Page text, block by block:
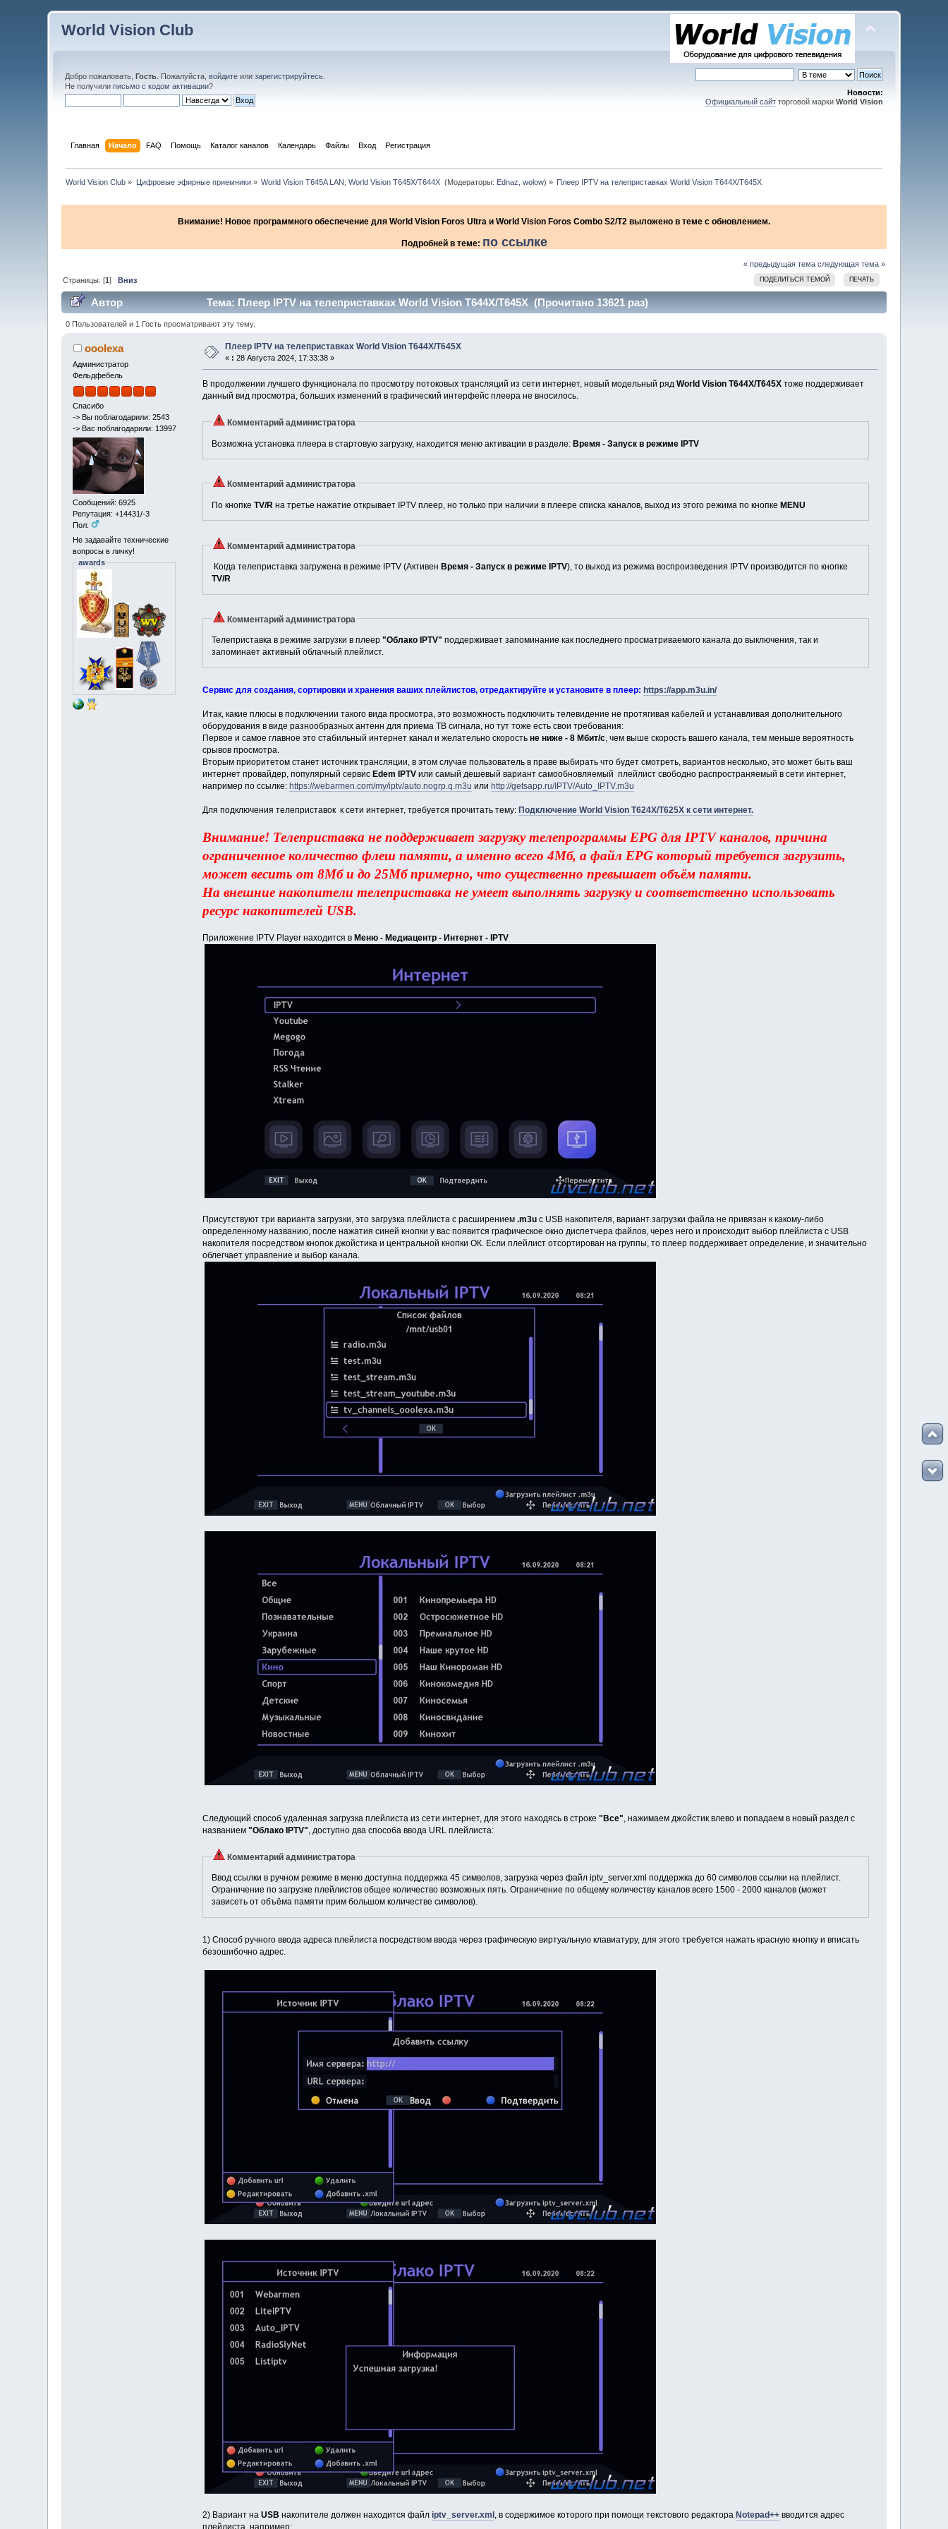
World Vision Club
Добро пожаловать,Гость . Пожалуйста,войдите илизарегистрируйтесь
Не получилиписьмо с кодом активации?
Новости:
Официальный сайтторговой марки World Vision
Главная Начало FAQ Помощь Каталог каналов Календарь Файлы Вход Регистрация
World Vision Club » Цифровые эфирные приемники» World Vision T645A LAN, World Vision T645X/T644X (Модераторы: Ednaz ,wolow) » Плеер IPTV на телеприставках World Vision T644X/T645X
Внимание! Новое программного обеспечение для World Vision Foros Ultra и World Vision Foros Combo S2/T2 выложено в теме с обновлением.
Подробней в теме: по ссылке
« предыдущая тема следующая тема »
ПОДЕЛИТЬСЯ ТЕМОЙ ПЕЧАТЬ
Страницы: [1]Вниз
Автор Тема: Плеер IPTV на телеприставках World Vision T644X/T645X (Прочитано 13621 раз)
0 Пользователей и 1 Гость просматривают эту тему.
ooolexa
Администратор
Фельдфебель
Спасибо
-> Вы поблагодарили: 2543
-> Вас поблагодарили: 13997
Сообщений: 6925
Репутация: +14431/-3
Пол:
Не задавайте технические
вопросы в личку!
awards
Плеер IPTV на телеприставках World Vision T644X/T645X
« : 28 Августа 2024, 17:33:38 »
В продолжении лучшего функционала по просмотру потоковых трансляций из сети интернет, новый модельный ряд World Vision T644X/T645Xтоже поддерживает
данный вид просмотра, больших изменений в графический интерфейс плеера не вносилось.
Комментарий администратора
Возможна установка плеера в стартовую загрузку, находится меню активации в разделе:Время - Запуск в режиме IPTV
Комментарий администратора
По кнопкеTV/R на третье нажатие открывает IPTV плеер, но только при наличии в плеере списка каналов, выход из этого режима по кнопкеMENU
Комментарий администратора
Когда телеприставка загружена в режиме IPTV (Активен Время - Запуск в режиме IPTV), то выход из режима воспроизведения IPTV производится по кнопке
TV/R
Комментарий администратора
Телеприставка в режиме загрузки в плеер"Облако IPTV" поддерживает запоминание как последнего просматриваемого канала до выключения, так и
запоминает активный облачный плейлист.
Сервис для создания, сортировки и хранения ваших плейлистов, отредактируйте и установите в плеер: https://app.m3u.in/
Итак, какие плюсы в подключении такого вида просмотра, это возможность подключить телевидение не протягивая кабелей и устанавливая дополнительного
оборудования в виде разнообразных антенн для приема ТВ сигнала, но тут тоже есть свои требования:
Первое и самое главное это стабильный интернет канал и желательно скорость не ниже - 8 Мбит/с, чем выше скорость вашего канала, тем меньше вероятность
срывов просмотра.
Вторым приоритетом станет источник трансляции, в этом случае пользователь в праве выбирать что будет смотреть, вариантов несколько, это может быть ваш
интернет провайдер, популярный сервис Edem IPTVили самый дешевый вариант самообновляемый плейлист свободно распространяемый в сети интернет,
например по ссылке: https://webarmen.com/my/iptv/auto.nogrp.q.m3u или http://getsapp.ru/IPTV/Auto_IPTV.m3u
Для подключения телеприставок к сети интернет, требуется прочитать тему: Подключение World Vision T624X/T625X к сети интернет.
Внимание! Телеприставка не поддерживает загрузку телепрограммы EPG для IPTV каналов, причина
ограниченное количество флеш памяти, а именно всего 4Мб, а файл EPG который требуется загрузить,
может весить от 8Мб и до 25Мб примерно, что существенно превышает объём памяти.
На внешние накопители телеприставка не умеет выполнять загрузку и соответственно использовать
ресурс накопителей USB.
Приложение IPTV Player находится в Меню - Медиацентр - Интернет - IPTV
Присутствуют три варианта загрузки, это загрузка плейлиста с расширением .m3uс USB накопителя, вариант загрузки файла не привязан к какому-либо
определенному названию, после нажатия синей кнопки у вас появится графическое окно диспетчера файлов, через него и происходит выбор плейлиста с USB
накопителя посредством кнопок джойстика и центральной кнопки ОК. Если плейлист отсортирован на группы, то плеер поддерживает определение, и значительно
облегчает управление и выбор канала.
Следующий способ удаленная загрузка плейлиста из сети интернет, для этого находясь в строке "Все", нажимаем джойстик влево и попадаем в новый раздел с
названием "Облако IPTV", доступно два способа ввода URL плейлиста:
Комментарий администратора
Ввод ссылки в ручном режиме в меню доступна поддержка 45 символов, загрузка через файл iptv_server.xml поддержка до 60 символов ссылки на плейлист.
Ограничение по загрузке плейлистов общее количество возможных пять. Ограничение по общему количеству каналов всего 1500 - 2000 каналов (может
зависеть от объёма памяти прим большом количестве символов).
1) Способ ручного ввода адреса плейлиста посредством ввода через графическую виртуальную клавиатуру, для этого требуется нажать красную кнопку и вписать
безошибочно адрес.
2) Вариант на USB накопителе должен находится файл iptv_server.xml , в содержимое которого при помощи текстового редактора Notepad++вводится адрес
плейлиста, например: